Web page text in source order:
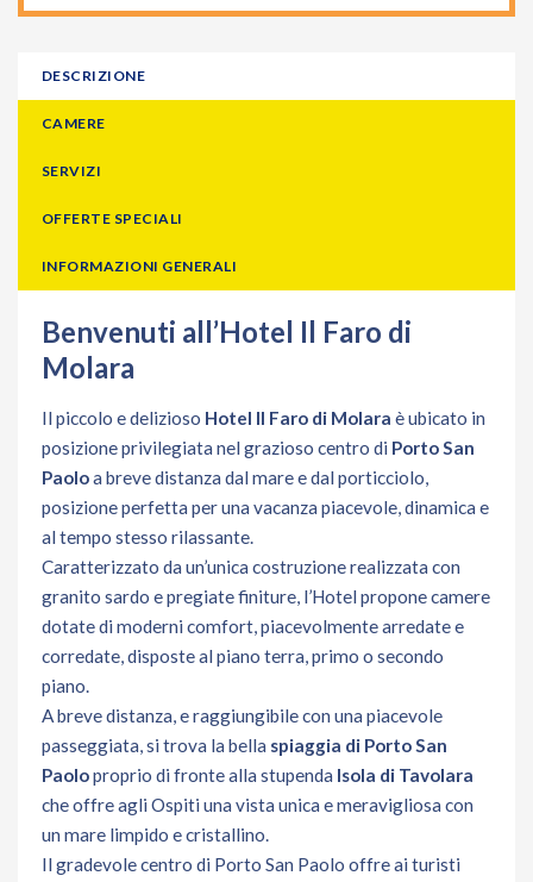
DESCRIZIONE
CAMERE
SERVIZI
OFFERTE SPECIALI
INFORMAZIONI GENERALI
Benvenuti all’Hotel Il Faro di
Molara
Il piccolo e delizioso Hotel Il Faro di Molara è ubicato in
posizione privilegiata nel grazioso centro di Porto San
Paoloa breve distanza dal mare e dal porticciolo,
posizione perfetta per una vacanza piacevole, dinamica e
al tempo stesso rilassante.
Caratterizzato da un’unica costruzione realizzata con
granito sardo e pregiate finiture, l’Hotel propone camere
dotate di moderni comfort, piacevolmente arredate e
corredate, disposte al piano terra, primo o secondo
piano.
A breve distanza, e raggiungibile con una piacevole
passeggiata, si trova la bella spiaggia di Porto San
Paoloproprio di fronte alla stupenda Isola di Tavolara
che offre agli Ospiti una vista unica e meravigliosa con
un mare limpido e cristallino.
Il gradevole centro di Porto San Paolo offre ai turisti